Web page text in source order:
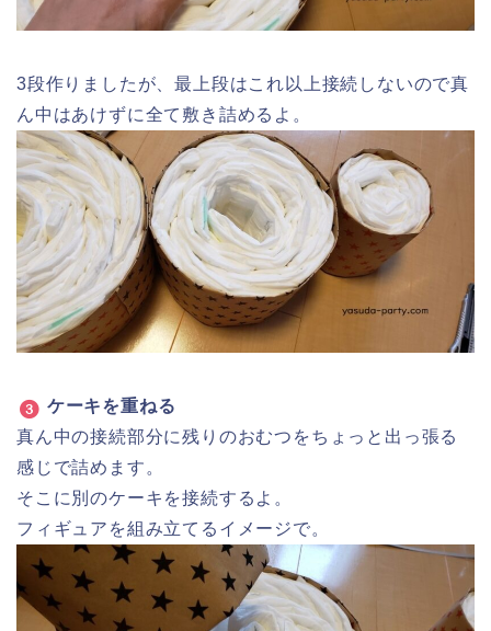
デコレーション
う。
私の場合はこんな感じになりました。
装飾品使ってないの多いやんけと思われるかもだけど
勘弁してやorz